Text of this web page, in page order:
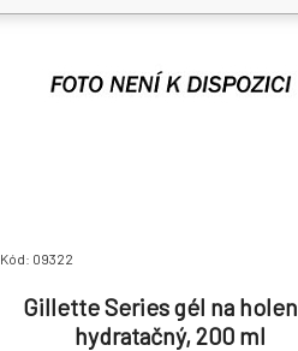
Kód: 09322
Gillette Series gél na
hydratačný, 200 ml